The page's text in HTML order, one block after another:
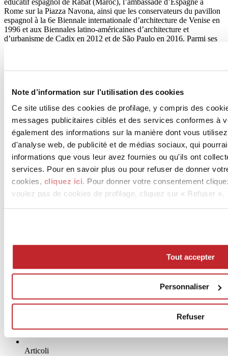
Note d’information sur l’utilisation des cookies
Ce site utilise des cookies de profilage, y compris des
messages publicitaires ciblés et des services conformes à
également des informations sur la manière dont vous
d'analyse web, de publicité et de médias sociaux, qui
informations que vous leur avez fournies ou qu'ils ont
services. Pour en savoir plus ou pour refuser de donner
cookies, cliquez ici. Pour donner votre consentement
voulez pas de cookies de profilage, cliquez sur « Refuser ».
Tout accepter
Personnaliser
Refuser
éducatif espagnol de Rabat (Maroc), l’ambassade d’Espagne à
Rome sur la Piazza Navona, ainsi que les conservateurs du pavillon
espagnol à la 6e Biennale internationale d’architecture de Venise en
1996 et aux Biennales latino-américaines d’architecture et
d’urbanisme de Cadix en 2012 et de São Paulo en 2016. Parmi ses
l’objet d’expositions monographiques et de plusieurs éditions de
Ángela García de Paredes , née en 1958, a étudié à l’École
technique supérieure d’architecture de Madrid (ETSAM) et a ensuite
obtenu son doctorat à l’UPM (Universidad Politécnica de Madrid)
avec une thèse consacrée aux œuvres de son père, l’architecte José
María García de Paredes. Après ses études, elle a commencé à
travailler dans l’atelier de son père après sa mort en 1990, elle l’a
repris avec son mari, l’architecte Ignacio Pedrosa. Outre son activité
professionnelle, elle se consacre à l’enseignement et à la recherche
au sein du département des projets architecturaux de l’ETSAM
aziende
Articoli